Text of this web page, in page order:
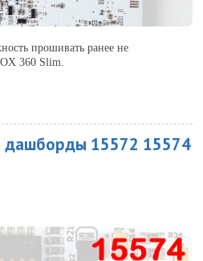
прошивать ранее не
360 Slim.
дашборды 15572 15574